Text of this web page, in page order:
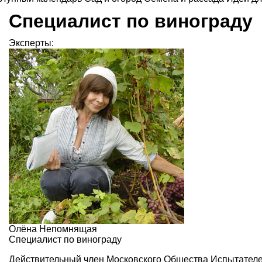
Специалист по винограду
Эксперты:
Олёна Непомнящая
Специалист по винограду
Действительный член Московского Общества